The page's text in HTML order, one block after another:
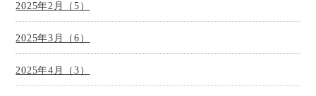
2025年2月（5）
2025年3月（6）
2025年4月（3）